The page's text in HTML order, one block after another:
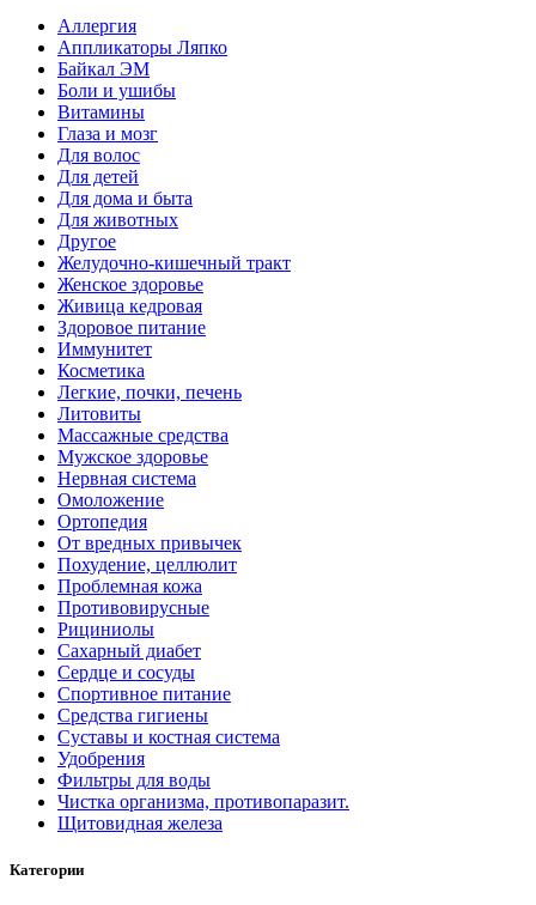
Аллергия
Аппликаторы Ляпко
Байкал ЭМ
Боли и ушибы
Витамины
Глаза и мозг
Для волос
Для детей
Для дома и быта
Для животных
Другое
Желудочно-кишечный тракт
Женское здоровье
Живица кедровая
Здоровое питание
Иммунитет
Косметика
Легкие, почки, печень
Литовиты
Массажные средства
Мужское здоровье
Нервная система
Омоложение
Ортопедия
От вредных привычек
Похудение, целлюлит
Проблемная кожа
Противовирусные
Рициниолы
Сахарный диабет
Сердце и сосуды
Спортивное питание
Средства гигиены
Суставы и костная система
Удобрения
Фильтры для воды
Чистка организма, противопаразит.
Щитовидная железа
Категории